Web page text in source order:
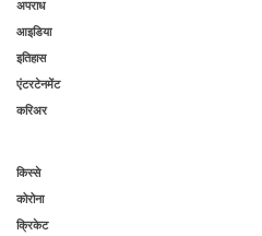
अपराध
आइडिया
इतिहास
एंटरटेनमेंट
करिअर
किस्से
कोरोना
क्रिकेट